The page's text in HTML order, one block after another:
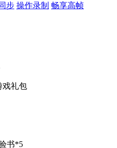
步 操作录制 畅享高帧
戏礼包
书*5